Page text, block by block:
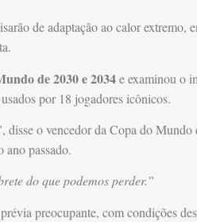
de adaptação ao calor extremo,
de 2030 e 2034e examinou o
por 18 jogadores icônicos.
, disse o vencedor da Copa do Mundo
ano passado.
do que podemos perder.”
preocupante, com condições